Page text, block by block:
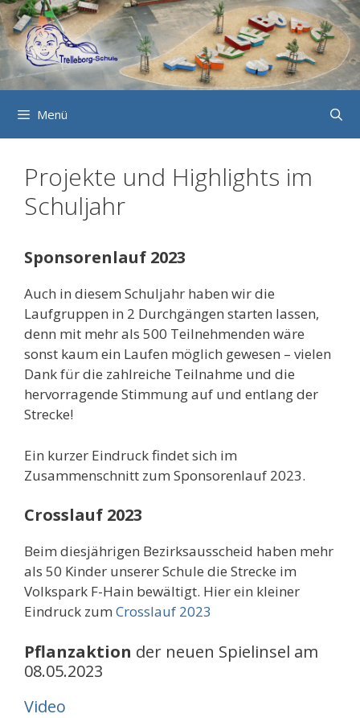
Zum
Inhalt
springen
Menü
Projekte und Highlights im
Schuljahr
Sponsorenlauf 2023
Auch in diesem Schuljahr haben wir die
Laufgruppen in 2 Durchgängen starten lassen,
denn mit mehr als 500 Teilnehmenden wäre
sonst kaum ein Laufen möglich gewesen – vielen
Dank für die zahlreiche Teilnahme und die
hervorragende Stimmung auf und entlang der
Strecke!
Ein kurzer Eindruck findet sich im
Zusammenschnitt zum Sponsorenlauf 2023.
Crosslauf 2023
Beim diesjährigen Bezirksausscheid haben mehr
als 50 Kinder unserer Schule die Strecke im
Volkspark F-Hain bewältigt. Hier ein kleiner
Eindruck zum Crosslauf 2023
Pflanzaktion der neuen Spielinsel am
08.05.2023
Video